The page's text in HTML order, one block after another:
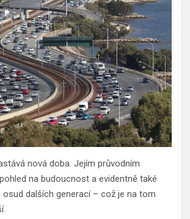
nová doba. Jejím průvodním
na budoucnost a evidentně také
osud dalších generací – což je na tom